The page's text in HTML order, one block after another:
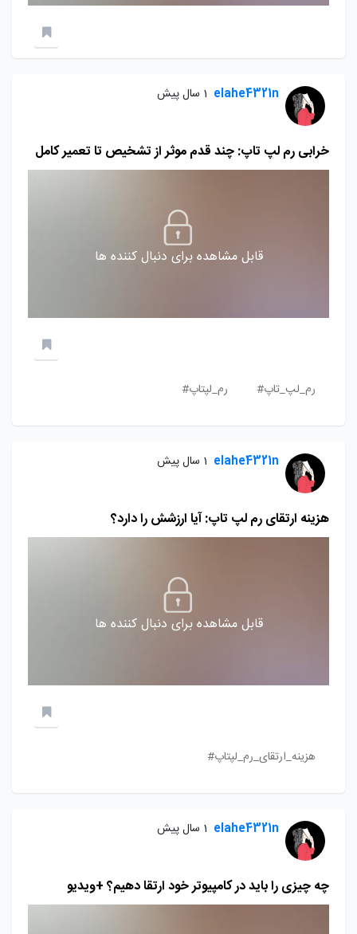
elahe4321n 1 سال پیش
خرابی رم لپ تاپ: چند قدم موثر از تشخیص تا تعمیر کامل
قابل مشاهده برای دنبال کننده ها
رم_لپ_تاپ# رم_لپتاپ#
elahe4321n 1 سال پیش
هزینه ارتقای رم لپ تاپ: آیا ارزشش را دارد؟
قابل مشاهده برای دنبال کننده ها
هزینه_ارتقای_رم_لپتاپ#
elahe4321n 1 سال پیش
چه چیزی را باید در کامپیوتر خود ارتقا دهیم؟ +ویدیو